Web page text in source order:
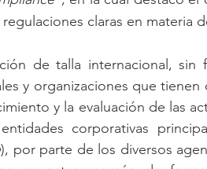
claras en materia
de talla internacional, sin
y organizaciones que
y la evaluación de las
corporativas
), por parte de los diversos